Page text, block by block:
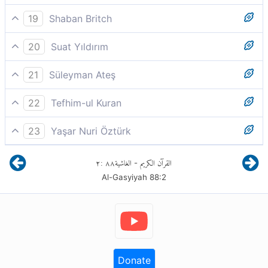
O gün, yüzler vardır yere yıkılmış.
19
Shaban Britch
O gün, yüzler vardır yere yıkılmış,
20
Suat Yıldırım
Yüzler vardır o gün yere eğilmiştir, zelildir!
21
Süleyman Ateş
Yüzler var ki o gün öne düşüktür,
22
Tefhim-ul Kuran
O gün, öyle yüzler vardır ki, ´zillet içinde
aşağılanmıştır.´
23
Yaşar Nuri Öztürk
Yüzler vardır o gün zilletle öne eğilmiştir.
القرآن الكريم - الغاشية٨٨:٢
Al-Gasyiyah 88:2
Donate